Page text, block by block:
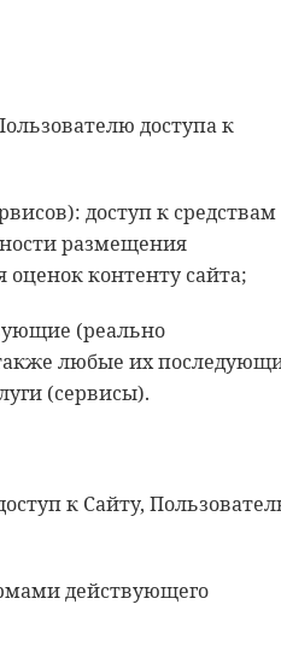
доступа к
доступ к средствам
размещения
контенту сайта;
(реально
любые их
(сервисы).
к Сайту,
действующего